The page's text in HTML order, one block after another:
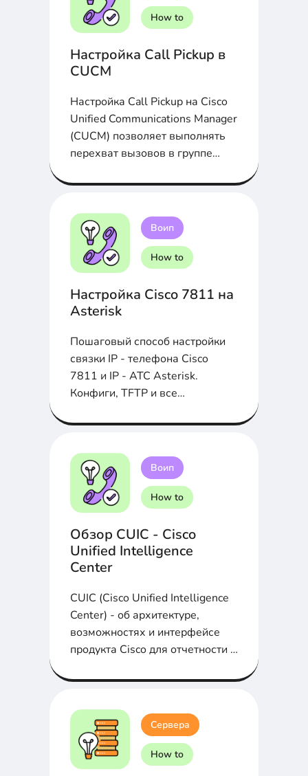
How to
Настройка Call Pickup в
CUCM
Настройка Call Pickup на Cisco
Unified Communications Manager
(CUCM) позволяет выполнять
перехват вызовов в группе
Воип
How to
Настройка Cisco 7811 на
Asterisk
Пошаговый способ настройки
связки IP - телефона Cisco
7811 и IP - АТС Asterisk.
Конфиги, TFTP и все
Воип
How to
Обзор CUIC - Cisco
Unified Intelligence
Center
CUIC (Cisco Unified Intelligence
Center) - об архитектуре,
возможностях и интерфейсе
продукта Cisco для отчетности в
Сервера
How to